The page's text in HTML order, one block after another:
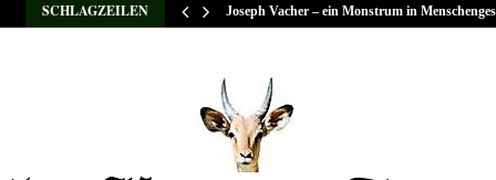
SCHLAGZEILEN Joseph Vacher – ein Monstrum in